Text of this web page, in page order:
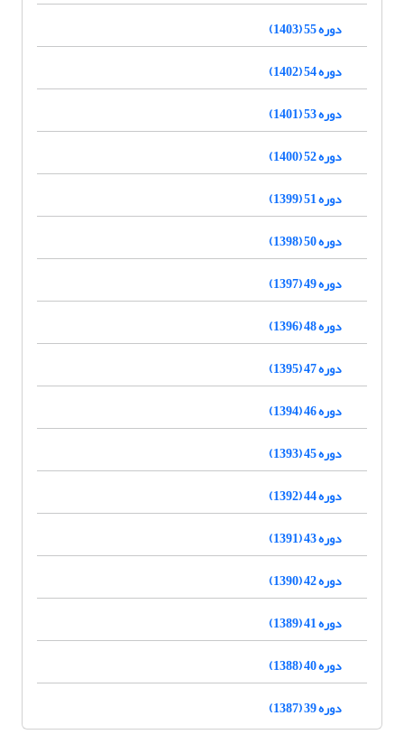
دوره 55 (1403)
دوره 54 (1402)
دوره 53 (1401)
دوره 52 (1400)
دوره 51 (1399)
دوره 50 (1398)
دوره 49 (1397)
دوره 48 (1396)
دوره 47 (1395)
دوره 46 (1394)
دوره 45 (1393)
دوره 44 (1392)
دوره 43 (1391)
دوره 42 (1390)
دوره 41 (1389)
دوره 40 (1388)
دوره 39 (1387)